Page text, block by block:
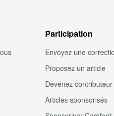
Participation
Envoyez une
Proposez un article
Devenez contributeur
Articles sponsorisés